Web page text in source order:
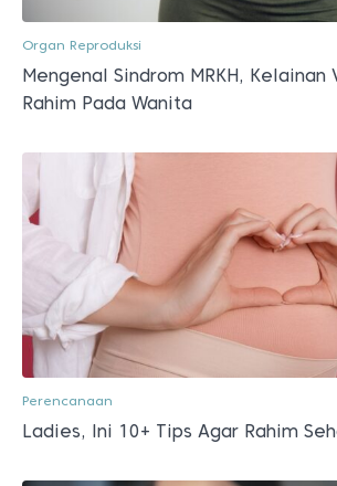
Organ Reproduksi
Mengenal Sindrom MRKH, Kelainan
Rahim Pada Wanita
Perencanaan
Ladies, Ini 10+ Tips Agar Rahim